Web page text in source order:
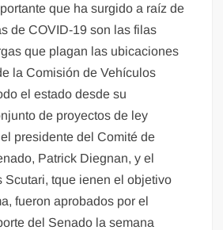
que ha surgido a raíz de
de COVID-19 son las filas
que plagan las ubicaciones
la Comisión de Vehículos
el estado desde su
de proyectos de ley
presidente del Comité de
Patrick Diegnan, y el
Scutari, tque ienen el objetivo
fueron aprobados por el
del Senado la semana